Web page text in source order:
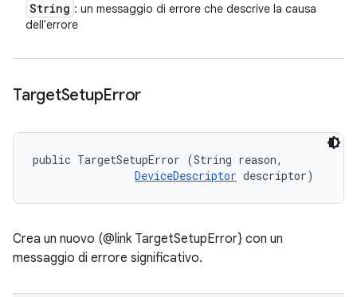
String : un messaggio di errore che descrive la causa
dell'errore
TargetSetupError
public TargetSetupError (String reason,
DeviceDescriptor descriptor)
Crea un nuovo (@link TargetSetupError} con un
messaggio di errore significativo.